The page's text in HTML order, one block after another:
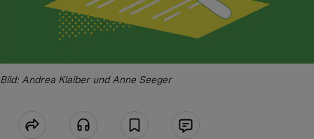
Bild: Andrea Klaiber und Anne Seeger